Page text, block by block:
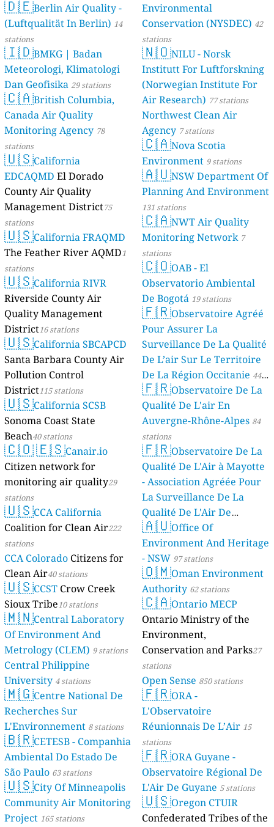
Verbraucherschutz) - LfU
46 stations
🇩🇪Berlin Air Quality -
(Luftqualität In Berlin) 14
stations
🇮🇩BMKG | Badan
Meteorologi, Klimatologi
Dan Geofisika 29 stations
🇨🇦British Columbia,
Canada Air Quality
Monitoring Agency 78
stations
🇺🇸California
EDCAQMD El Dorado
County Air Quality
Management District75
stations
🇺🇸California FRAQMD
The Feather River AQMD1
stations
🇺🇸California RIVR
Riverside County Air
Quality Management
District16 stations
🇺🇸California SBCAPCD
Santa Barbara County Air
Pollution Control
District115 stations
🇺🇸California SCSB
Sonoma Coast State
Beach40 stations
🇨🇴🇪🇸Canair.io
Citizen network for
monitoring air quality29
stations
🇺🇸CCA California
Coalition for Clean Air222
stations
CCA Colorado Citizens for
Clean Air40 stations
🇺🇸CCST Crow Creek
Sioux Tribe10 stations
🇲🇳Central Laboratory
Of Environment And
Metrology (CLEM) 9 stations
Central Philippine
University 4 stations
🇲🇬Centre National De
Recherches Sur
L'Environnement 8 stations
🇧🇷CETESB - Companhia
Ambiental Do Estado De
São Paulo 63 stations
🇺🇸City Of Minneapolis
Community Air Monitoring
Project 165 stations
Environmental
Conservation (NYSDEC) 42
stations
🇳🇴NILU - Norsk
Institutt For Luftforskning
(Norwegian Institute For
Air Research) 77 stations
Northwest Clean Air
Agency 7 stations
🇨🇦Nova Scotia
Environment 9 stations
🇦🇺NSW Department Of
Planning And Environment
131 stations
🇨🇦NWT Air Quality
Monitoring Network 7
stations
🇨🇴OAB - El
Observatorio Ambiental
De Bogotá 19 stations
🇫🇷Observatoire Agréé
Pour Assurer La
Surveillance De La Qualité
De L’air Sur Le Territoire
De La Région Occitanie 44
stations
🇫🇷Observatoire De La
Qualité De L'air En
Auvergne-Rhône-Alpes 84
stations
🇫🇷Observatoire De La
Qualité De L'Air à Mayotte
- Association Agréée Pour
La Surveillance De La
Qualité De L'Air De
Mayotte 4 stations
🇦🇺Office Of
Environment And Heritage
- NSW 97 stations
🇴🇲Oman Environment
Authority 62 stations
🇨🇦Ontario MECP
Ontario Ministry of the
Environment,
Conservation and Parks27
stations
Open Sense 850 stations
🇫🇷ORA -
L'Observatoire
Réunionnais De L’Air 15
stations
🇫🇷ORA Guyane -
Observatoire Régional De
L'Air De Guyane 5 stations
🇺🇸Oregon CTUIR
Confederated Tribes of the